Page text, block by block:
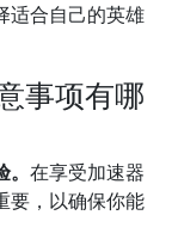
适合自己的英雄
事项有哪
在享受加速器
要，以确保你能